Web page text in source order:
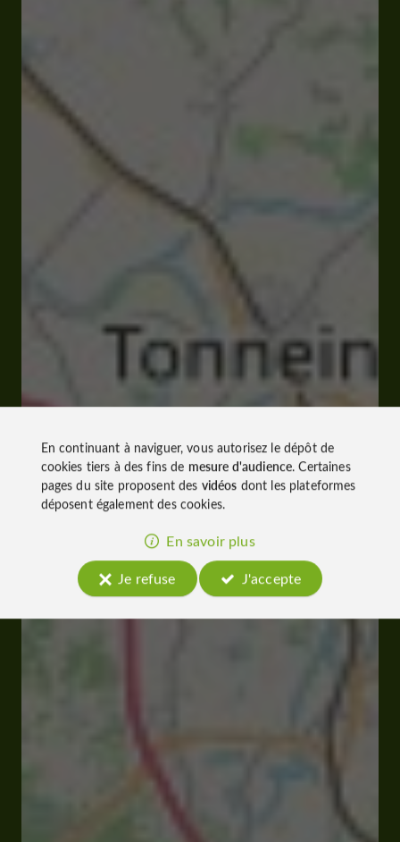
En continuant à naviguer, vous autorisez le dépôt de
cookies tiers à des fins de mesure d'audience. Certaines
pages du site proposent des vidéos dont les plateformes
déposent également des cookies.
En savoir plus
Je refuse
J'accepte